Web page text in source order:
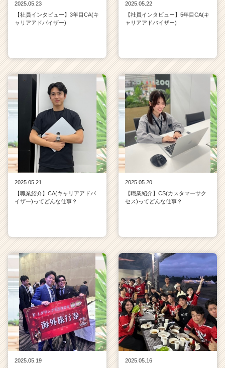
2025.05.23
【社員インタビュー】3年目CA(キ
ャリアアドバイザー)
2025.05.22
【社員インタビュー】5年目CA(キ
ャリアアドバイザー)
2025.05.21
【職業紹介】CA(キャリアアドバ
イザー)ってどんな仕事？
2025.05.20
【職業紹介】CS(カスタマーサク
セス)ってどんな仕事？
2025.05.19
2025.05.16